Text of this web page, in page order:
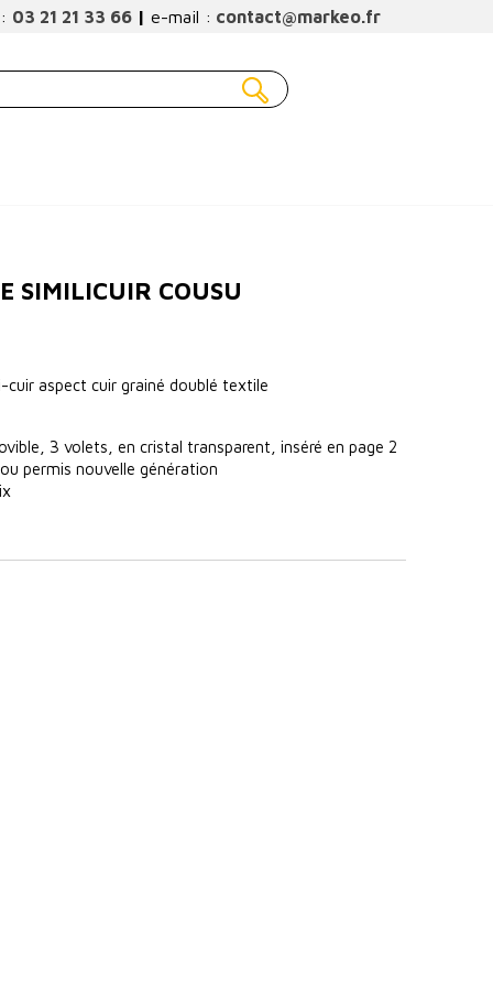
03 21 21 33 66 | e-mail : contact@markeo.fr
SIMILICUIR COUSU
aspect cuir grainé doublé textile
3 volets, en cristal transparent, inséré en page 2
permis nouvelle génération